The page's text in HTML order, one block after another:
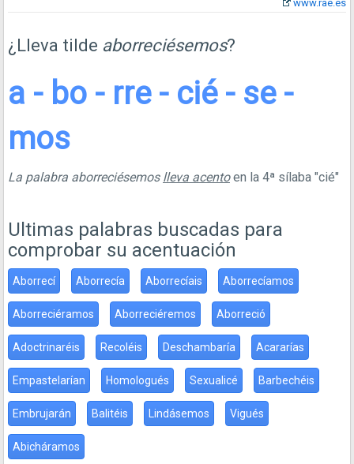
www.rae.es
¿Lleva tilde aborreciésemos?
a - bo - rre - cié - se -
mos
La palabra aborreciésemos lleva acentoen la 4ª sílaba "cié"
Ultimas palabras buscadas para
comprobar su acentuación
Aborrecí Aborrecía Aborrecíais Aborrecíamos
Aborreciéramos Aborreciéremos Aborreció
Adoctrinaréis Recoléis Deschambaría Acararías
Empastelarían Homologués Sexualicé Barbechéis
Embrujarán Balitéis Lindásemos Vigués
Abicháramos